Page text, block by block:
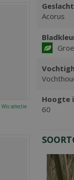
Acorus
Hoogte
60
Wis selectie